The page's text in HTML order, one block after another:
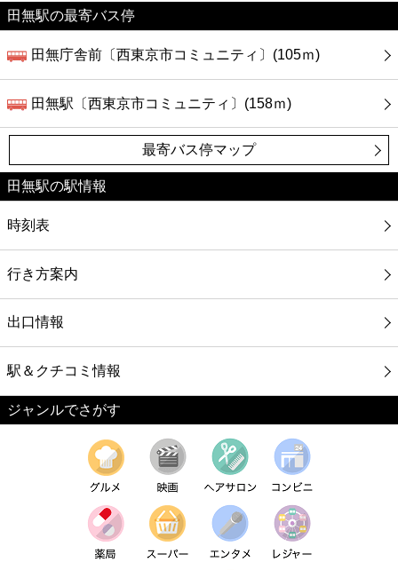
田無駅の最寄バス停
田無庁舎前〔西東京市コミュニティ〕(105ｍ)
田無駅〔西東京市コミュニティ〕(158ｍ)
最寄バス停マップ
田無駅の駅情報
時刻表
行き方案内
出口情報
駅＆クチコミ情報
ジャンルでさがす